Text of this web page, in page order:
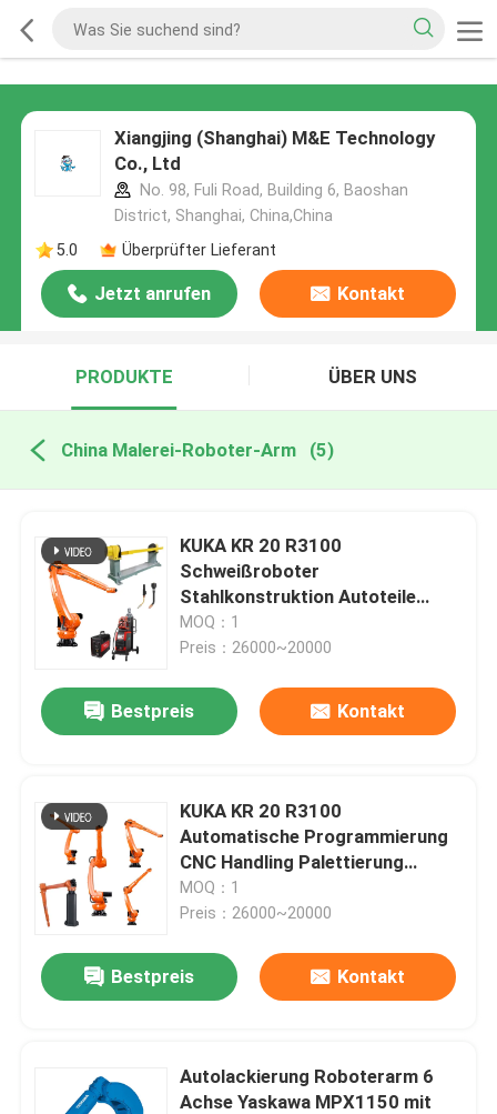
Xiangjing (Shanghai) M&E Technology
Co., Ltd
No. 98, Fuli Road, Building 6, Baoshan
District, Shanghai, China,China
5.0
Überprüfter Lieferant
Jetzt anrufen Kontakt
PRODUKTE ÜBER UNS
China Malerei-Roboter-Arm (5)
KUKA KR 20 R3100
Schweißroboter
Stahlkonstruktion Autoteile
Aluminiumschweißen
MOQ：1
Preis：26000~20000
Bestpreis Kontakt
KUKA KR 20 R3100
Automatische Programmierung
CNC Handling Palettierung
Industrieroboterarm
MOQ：1
Preis：26000~20000
Bestpreis Kontakt
Autolackierung Roboterarm 6
Achse Yaskawa MPX1150 mit